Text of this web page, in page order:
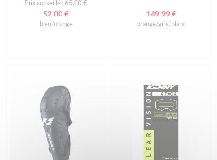
Prix conseillé : 65.00 €
52.00 €
bleu/orange
149.99 €
orange/gris/blanc